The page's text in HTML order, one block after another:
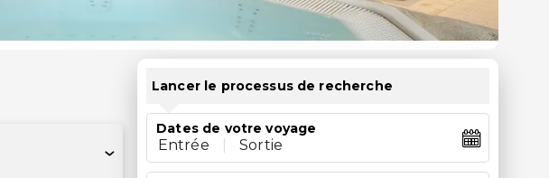
Lancer le processus de recherche
Dates de votre voyage
Entrée Sortie